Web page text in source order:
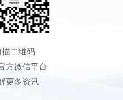
描二维码
方微信平台
更多资讯